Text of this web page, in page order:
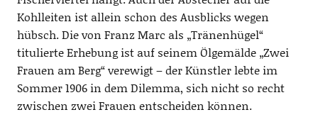
Kohlleiten ist allein schon des Ausblicks wegen
hübsch. Die von Franz Marc als „Tränenhügel“
titulierte Erhebung ist auf seinem Ölgemälde „Zwei
Frauen am Berg“ verewigt – der Künstler lebte im
Sommer 1906 in dem Dilemma, sich nicht so recht
zwischen zwei Frauen entscheiden können.